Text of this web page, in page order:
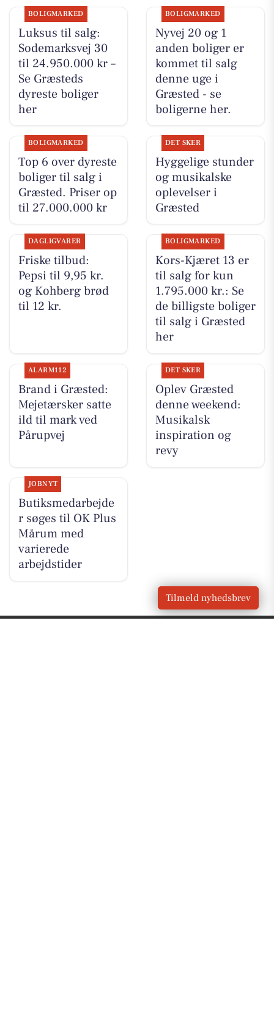
BOLIGMARKED
Luksus til salg:
Sodemarksvej 30
til 24.950.000 kr –
Se Græsteds
dyreste boliger
her
BOLIGMARKED
Nyvej 20 og 1
anden boliger er
kommet til salg
denne uge i
Græsted - se
boligerne her.
BOLIGMARKED
Top 6 over dyreste
boliger til salg i
Græsted. Priser op
til 27.000.000 kr
DET SKER
Hyggelige stunder
og musikalske
oplevelser i
Græsted
DAGLIGVARER
Friske tilbud:
Pepsi til 9,95 kr.
og Kohberg brød
til 12 kr.
BOLIGMARKED
Kors-Kjæret 13 er
til salg for kun
1.795.000 kr.: Se
de billigste boliger
til salg i Græsted
her
ALARM112
Brand i Græsted:
Mejetærsker satte
ild til mark ved
Pårupvej
DET SKER
Oplev Græsted
denne weekend:
Musikalsk
inspiration og
revy
JOBNYT
Butiksmedarbejde
r søges til OK Plus
Mårum med
varierede
arbejdstider
Tilmeld nyhedsbrev